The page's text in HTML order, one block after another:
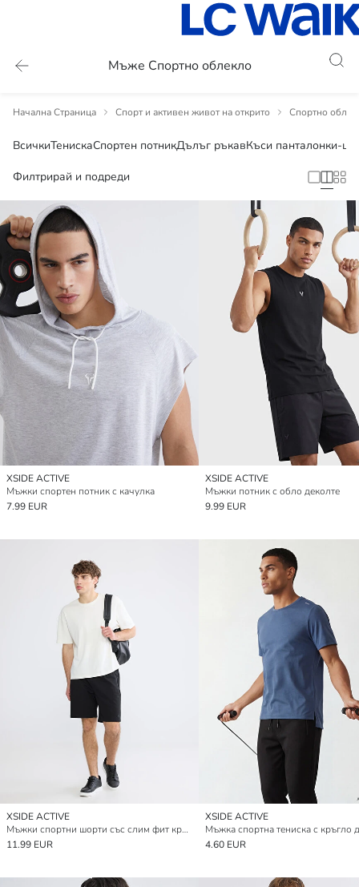
Мъже Спортно облекло
Начална Страница Спорт и активен живот на открито Спортно
ВсичкиТенискаСпортен потникДълъг ръкавКъси панталонки-
Филтрирай и подреди
XSIDE ACTIVE
Мъжки спортен потник с качулка
7.99 EUR
XSIDE ACTIVE
Мъжки потник с обло деколте
9.99 EUR
XSIDE ACTIVE
Мъжки спортни шорти със слим фит кройка
11.99 EUR
XSIDE ACTIVE
Мъжка спортна тениска с кръгло
4.60 EUR